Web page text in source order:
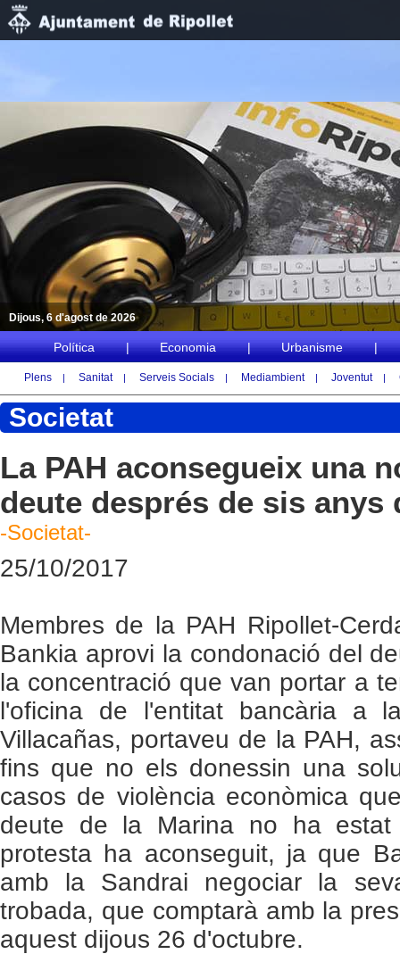
Política | Economia | Urbanisme |
Plens | Sanitat | Serveis Socials | Mediambient | Joventut |
Dijous, 6 d'agost de 2026
Societat
La PAH aconsegueix una
deute després de sis anys
-Societat-
25/10/2017
Membres de la PAH Ripollet-
Bankia aprovi la condonació del
la concentració que van portar a
l'oficina de l'entitat bancària a
Villacañas, portaveu de la PAH,
fins que no els donessin una
casos de violència econòmica
deute de la Marina no ha
protesta ha aconseguit, ja que
amb la Sandrai negociar la
trobada, que comptarà amb la
aquest dijous 26 d'octubre.